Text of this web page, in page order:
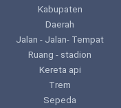
Kabupaten
Daerah
Jalan - Jalan- Tempat
Ruang - stadion
Kereta api
Trem
Sepeda